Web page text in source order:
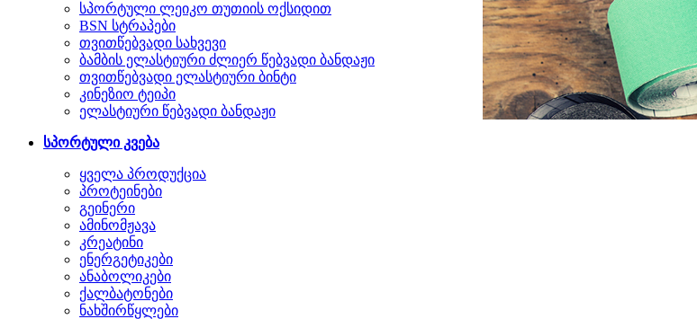
სპორტული ლეიკო თუთიის ოქსიდით
BSN სტრაპები
თვითწებვადი სახვევი
ბამბის ელასტიური ძლიერ წებვადი ბანდაჟი
თვითწებვადი ელასტიური ბინტი
კინეზიო ტეიპი
ელასტიური წებვადი ბანდაჟი
სპორტული კვება
ყველა პროდუქცია
პროტეინები
გეინერი
ამინომჟავა
კრეატინი
ენერგეტიკები
ანაბოლიკები
ქალბატონები
ნახშირწყლები